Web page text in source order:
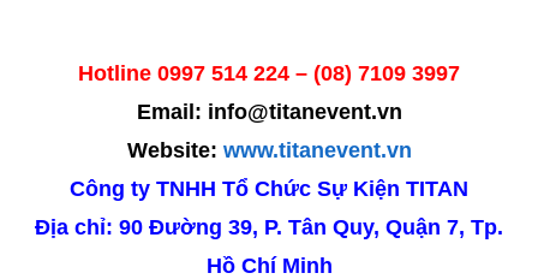
Hotline 0997 514 224 – (08) 7109 3997
Email: info@titanevent.vn
Website: www.titanevent.vn
Công ty TNHH Tổ Chức Sự Kiện TITAN
Địa chỉ: 90 Đường 39, P. Tân Quy, Quận 7, Tp.
Hồ Chí Minh